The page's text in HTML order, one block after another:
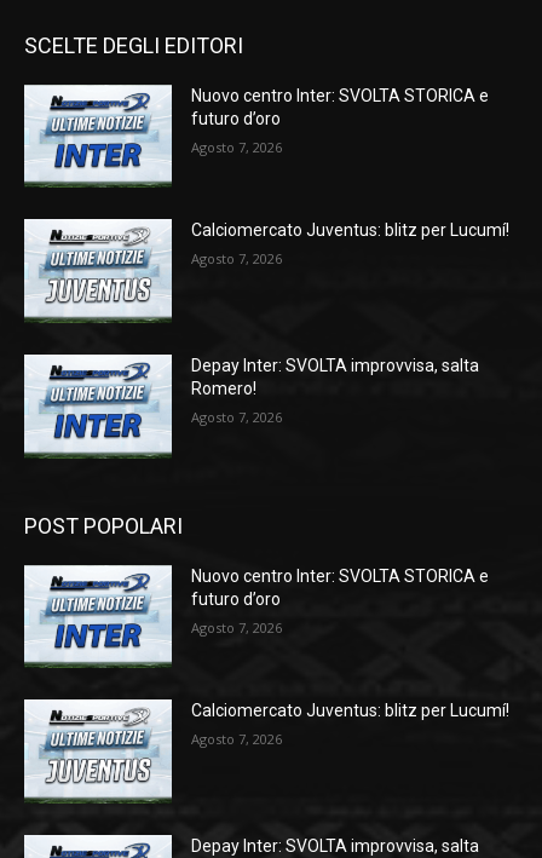
SCELTE DEGLI EDITORI
Nuovo centro Inter: SVOLTA STORICA e
futuro d’oro
Agosto 7, 2026
Calciomercato Juventus: blitz per Lucumí!
Agosto 7, 2026
Depay Inter: SVOLTA improvvisa, salta
Romero!
Agosto 7, 2026
POST POPOLARI
Nuovo centro Inter: SVOLTA STORICA e
futuro d’oro
Agosto 7, 2026
Calciomercato Juventus: blitz per Lucumí!
Agosto 7, 2026
Depay Inter: SVOLTA improvvisa, salta